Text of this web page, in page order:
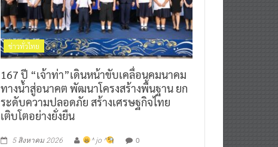
ข่าวทั่วไทย
167 ปี “เจ้าท่า”เดินหน้าขับเคลื่อนคมนาคม
ทางน้ำสู่อนาคต พัฒนาโครงสร้างพื้นฐาน ยก
ระดับความปลอดภัย สร้างเศรษฐกิจไทย
เติบโตอย่างยั่งยืน
5 สิงหาคม 2026 ^ jo ^ 0